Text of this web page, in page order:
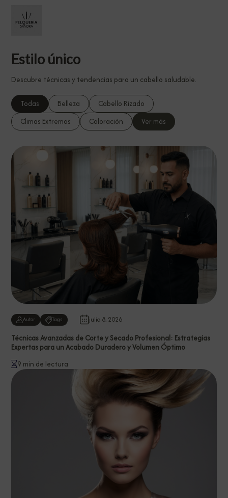
Estilo único
Descubre técnicas y tendencias para un cabello saludable.
Todas Belleza
Cabello Rizado
Climas Extremos
Coloración Ver más
Autor Tags julio 8, 2026
Técnicas Avanzadas de Corte y Secado Profesional: Estrategias
Expertas para un Acabado Duradero y Volumen Óptimo
9 min de lectura